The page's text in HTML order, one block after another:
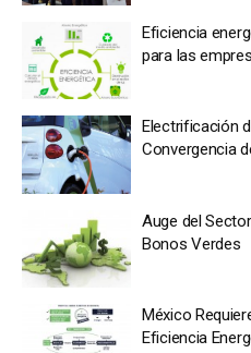
Eficiencia
para las
Electrificación
Convergencia
Auge del
Bonos Verdes
México
Eficiencia